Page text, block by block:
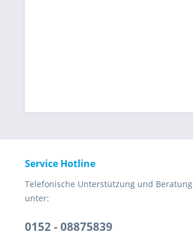
Service Hotline
Telefonische Unterstützung und Beratung
unter:
0152 - 08875839